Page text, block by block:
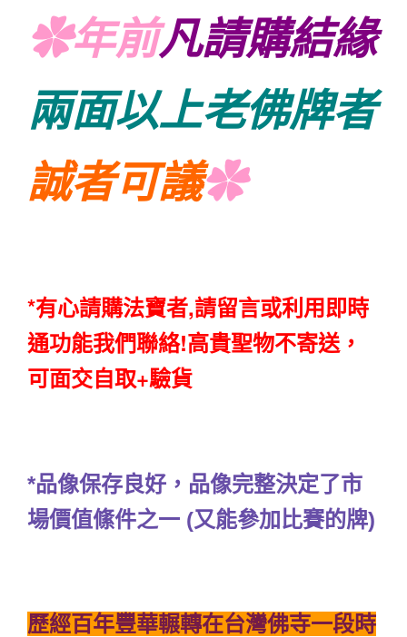
✿年前凡請購結緣
兩面以上老佛牌者
誠者可議✿
*有心請購法寶者,請留言或利用即時
通功能我們聯絡!高貴聖物不寄送，
可面交自取+驗貨
*品像保存良好，品像完整決定了市
場價值絛件之一 (又能參加比賽的牌)
歷經百年豐華輾轉在台灣佛寺一段時